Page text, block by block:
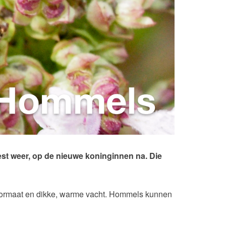
weer, op de nieuwe koninginnen na. Die
en dikke, warme vacht. Hommels kunnen